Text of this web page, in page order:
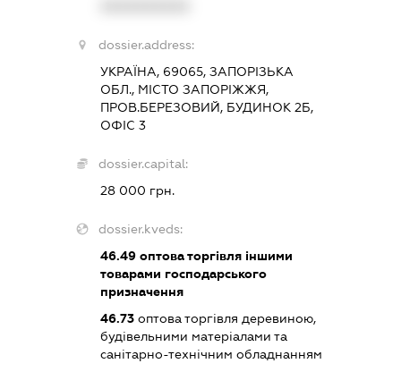
dossier.address:
УКРАЇНА, 69065, ЗАПОРІЗЬКА
ОБЛ., МІСТО ЗАПОРІЖЖЯ,
ПРОВ.БЕРЕЗОВИЙ, БУДИНОК 2Б,
ОФІС 3
dossier.capital:
28 000 грн.
dossier.kveds:
46.49оптова торгівля іншими
товарами господарського
призначення
46.73оптова торгівля деревиною,
будівельними матеріалами та
санітарно-технічним обладнанням